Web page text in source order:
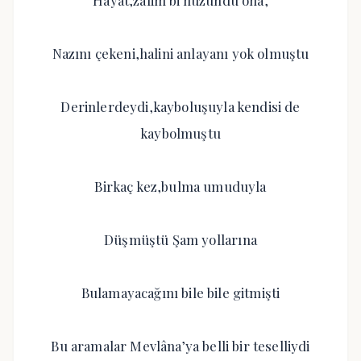
Nazını çekeni,halini anlayanı yok olmuştu
Derinlerdeydi,kayboluşuyla kendisi de
kaybolmuştu
Birkaç kez,bulma umuduyla
Düşmüştü Şam yollarına
Bulamayacağını bile bile gitmişti
Bu aramalar Mevlâna’ya belli bir teselliydi